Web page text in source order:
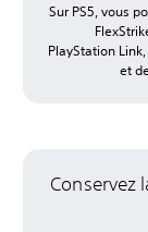
Sur PS5, vous
PlayStation
et
Conservez